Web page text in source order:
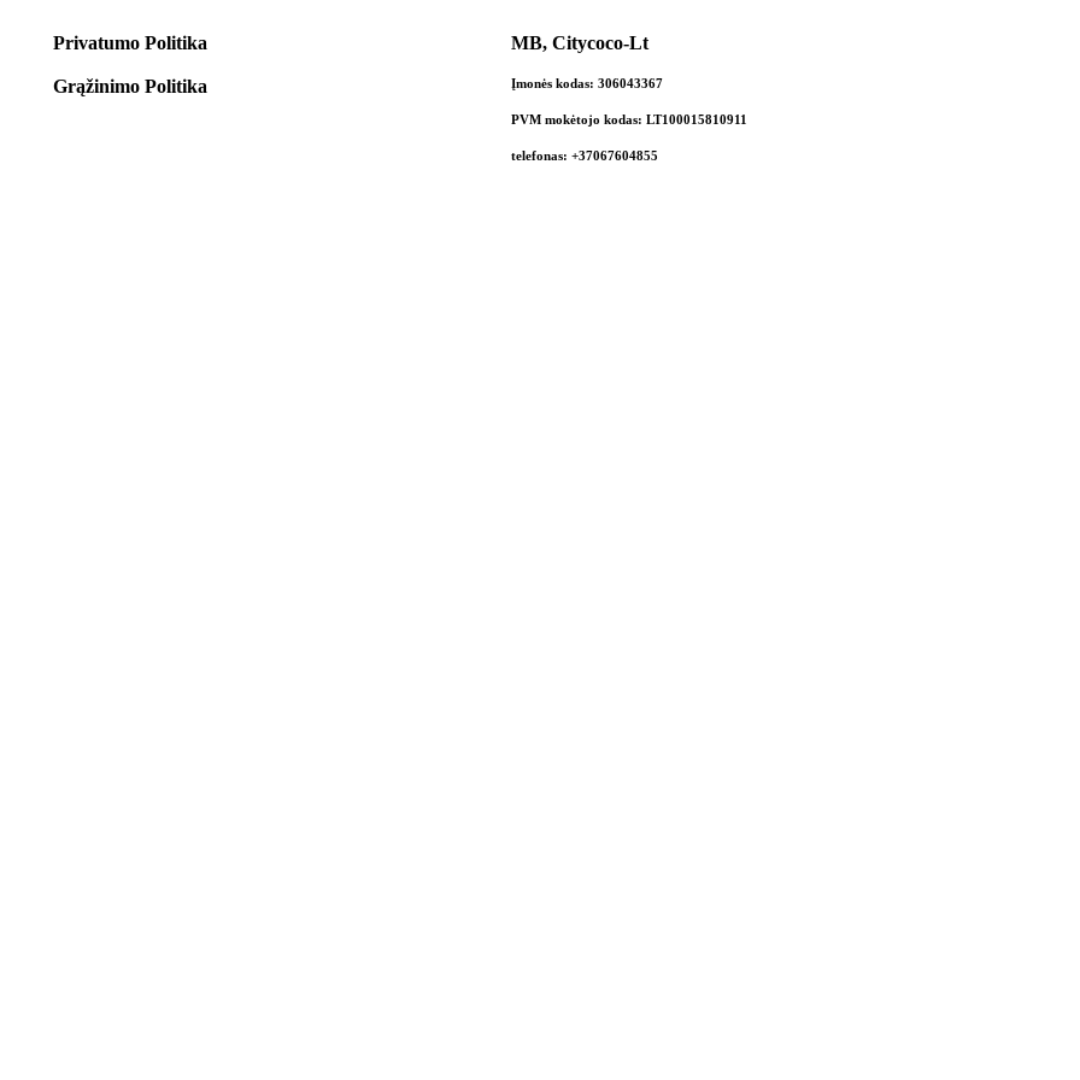
Privatumo Politika
Grąžinimo Politika
MB, Citycoco-Lt
Įmonės kodas: 306043367
PVM mokėtojo kodas: LT100015810911
telefonas: +37067604855